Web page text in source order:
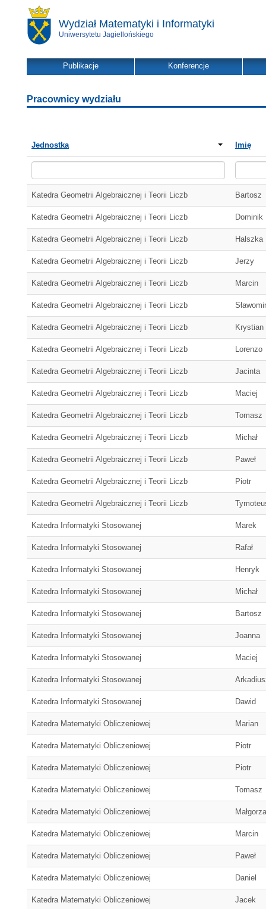
Wydział Matematyki i Informatyki
Uniwersytetu Jagiellońskiego
Publikacje Konferencje
Pracownicy wydziału
Jednostka Imię
Katedra Geometrii Algebraicznej i Teorii Liczb Bartosz
Katedra Geometrii Algebraicznej i Teorii Liczb Dominik
Katedra Geometrii Algebraicznej i Teorii Liczb Halszka
Katedra Geometrii Algebraicznej i Teorii Liczb Jerzy
Katedra Geometrii Algebraicznej i Teorii Liczb Marcin
Katedra Geometrii Algebraicznej i Teorii Liczb Sławomir
Katedra Geometrii Algebraicznej i Teorii Liczb Krystian
Katedra Geometrii Algebraicznej i Teorii Liczb Lorenzo
Katedra Geometrii Algebraicznej i Teorii Liczb Jacinta
Katedra Geometrii Algebraicznej i Teorii Liczb Maciej
Katedra Geometrii Algebraicznej i Teorii Liczb Tomasz
Katedra Geometrii Algebraicznej i Teorii Liczb Michał
Katedra Geometrii Algebraicznej i Teorii Liczb Paweł
Katedra Geometrii Algebraicznej i Teorii Liczb Piotr
Katedra Geometrii Algebraicznej i Teorii Liczb
Katedra Informatyki Stosowanej Marek
Katedra Informatyki Stosowanej Rafał
Katedra Informatyki Stosowanej Henryk
Katedra Informatyki Stosowanej Michał
Katedra Informatyki Stosowanej Bartosz
Katedra Informatyki Stosowanej Joanna
Katedra Informatyki Stosowanej Maciej
Katedra Informatyki Stosowanej
Katedra Informatyki Stosowanej Dawid
Katedra Matematyki Obliczeniowej Marian
Katedra Matematyki Obliczeniowej Piotr
Katedra Matematyki Obliczeniowej Piotr
Katedra Matematyki Obliczeniowej Tomasz
Katedra Matematyki Obliczeniowej
Katedra Matematyki Obliczeniowej Marcin
Katedra Matematyki Obliczeniowej Paweł
Katedra Matematyki Obliczeniowej Daniel
Katedra Matematyki Obliczeniowej Jacek